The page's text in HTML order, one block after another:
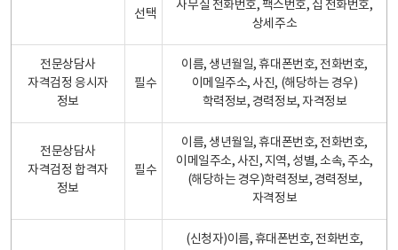
선택
사무실 전화번호, 팩스번호, 집 전화번호,
상세주소
전문상담사
자격검정 응시자
정보
필수
이름, 생년월일, 휴대폰번호, 전화번호,
이메일주소, 사진, (해당하는 경우)
학력정보, 경력정보, 자격정보
전문상담사
자격검정 합격자
정보
필수
이름, 생년월일, 휴대폰번호, 전화번호,
이메일주소, 사진, 지역, 성별, 소속, 주소,
(해당하는 경우)학력정보, 경력정보,
자격정보
(신청자)이름, 휴대폰번호, 전화번호,